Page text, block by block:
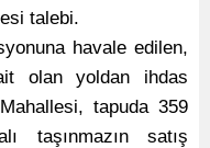
talebi.
havale edilen,
olan yoldan ihdas
tapuda 359
taşınmazın satış